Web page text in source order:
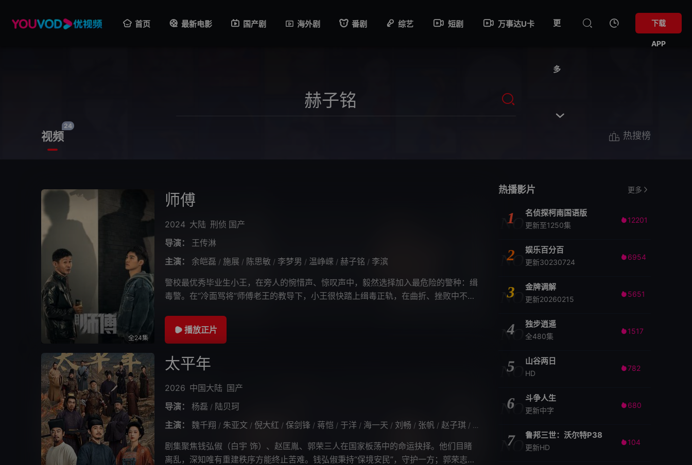
首页 最新电影 国产剧 海外剧 番剧 综艺 短剧 万事达U卡 更
多

下载
APP
视频
24
热搜榜
全24集
师傅
2024 大陆 刑侦 国产
导演：
王传淋
主演：
余皑磊 / 施展 / 陈思敏 / 李梦男 / 温峥嵘 / 赫子铭 / 李滨
警校最优秀毕业生小王，在旁人的惋惜声、惊叹声中，毅然选择加入最危险的警种：缉
毒警。在“冷面骂将”师傅老王的教导下，小王很快踏上缉毒正轨，在曲折、挫败中不断
播放正片
太平年
2026 中国大陆 国产
导演：
杨磊 / 陆贝珂
主演：
魏千翔 / 朱亚文 / 倪大红 / 保剑锋 / 蒋恺 / 于洋 / 海一天 / 刘畅 / 张帆 / 赵子琪 / 郝平
剧集聚焦钱弘俶（白宇 饰）、赵匡胤、郭荣三人在国家板荡中的命运抉择。他们目睹
离乱，深知唯有重建秩序方能终止苦难。钱弘俶秉持“保境安民”，守护一方；郭荣志在
热播影片 更多
NO
1 名侦探柯南国语版
更新至1250集
 12201
NO
2 娱乐百分百
更新30230724
 6954
NO
3 金牌调解
更新20260215
 5651
NO
4 独步逍遥
全480集
 1517
NO
5 山谷两日
HD
782
NO
6 斗争人生
更新中字
 680
NO
7 鲁邦三世：沃尔特P38
更新HD
 104